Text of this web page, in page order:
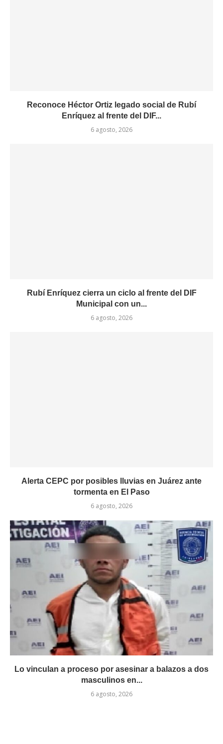
Reconoce Héctor Ortiz legado social de Rubí
Enríquez al frente del DIF...
6 agosto, 2026
Rubí Enríquez cierra un ciclo al frente del DIF
Municipal con un...
6 agosto, 2026
Alerta CEPC por posibles lluvias en Juárez ante
tormenta en El Paso
6 agosto, 2026
Lo vinculan a proceso por asesinar a balazos a dos
masculinos en...
6 agosto, 2026